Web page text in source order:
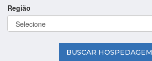
Região
BUSCAR HOSPEDAGEM